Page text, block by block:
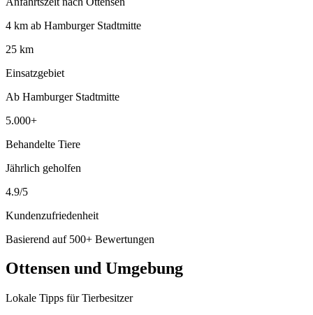
4 km ab Hamburger Stadtmitte
25 km
Einsatzgebiet
Ab Hamburger Stadtmitte
5.000+
Behandelte Tiere
Jährlich geholfen
4.9/5
Kundenzufriedenheit
Basierend auf 500+ Bewertungen
Ottensen und Umgebung
Lokale Tipps für Tierbesitzer